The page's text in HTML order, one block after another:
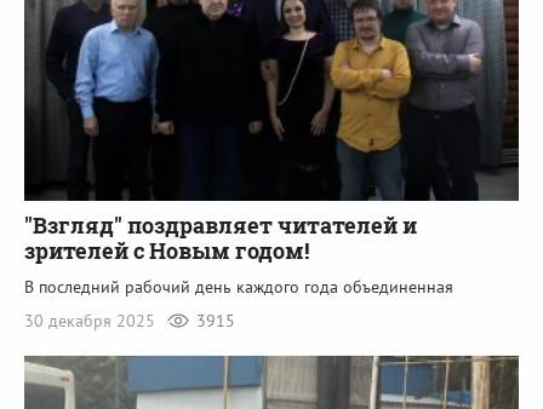
"Взгляд" поздравляет читателей и
зрителей с Новым годом!
В последний рабочий день каждого года объединенная
30 декабря 2025
3915